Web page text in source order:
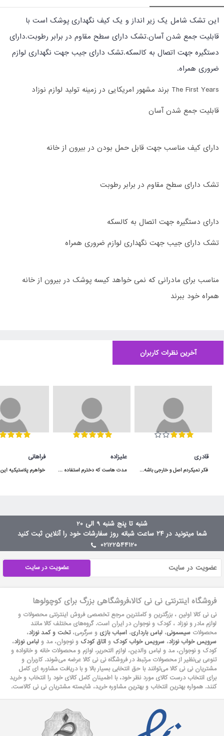
این تشک شامل یک زیر انداز و یک کیف نگهداری پوشک است با
قابلیت جمع شدن آسان.تشک دارای سطح مقاوم در برابر رطوبت.دارای
دستگیره جهت اتصال به کالسکه.تشک دارای جیب جهت نگهداری لوازم
ضروری همراه.
The First Years برند مشهور امریکایی در زمینه تولید لوازم نوزاد
قابلیت جمع شدن آسان
دارای کیف مناسب جهت قابل حمل بودن در بیرون از خانه
تشک دارای سطح مقاوم در برابر رطوبت
دارای دستگیره جهت اتصال به کالسکه
تشک دارای جیب جهت نگهداری لوازم ضروری همراه
مناسب برای مادرانی که نمی خواهد کیسه پوشک در بیرون از خانه
همراه خود ببرند
آخرین نظرات کاربران
قادری
فکر نمیکردم اصل و خارجی باشه و اینقدر به موقع به دستم برسه برعکس بقیه ی پیجا که بد قولن
علیزاده
مدت هاست که دخترم استفاده می کنه و کیفیت مناسبی داره.در شگفت انگیز با قیمت عالی خریدم.
فراهانی
شنبه تا پنج شنبه 9 الی 20
شما میتونید در ۲۴ ساعت شبانه روز سفارشات خود را آنلاین ثبت کنید
02122544120
عضویت در سایت
فروشگاه اینترنتی نی نی کالا،فروشگاهی بزرگ برای کوچولوها
نی نی کالا اولین ، بزرگترین و کاملترین مرجع تخصصی فروش اینترنتی محصولات و
لوازم مادر و نوزاد ، کودک و نوجوان در ایران است. گروه‏‏‌های مختلف کالا مانند
محصولات سیسمونی، لباس بارداری، اسباب بازی و سرگرمی،تخت و کمد نوزاد،
سرویس خواب نوزاد، سرویس خواب کودک و اتاق کودک و نوجوان، مد و لباس نوزاد،
کودک و نوجوان، مد و لباس والدین، لوازم التحریر، لوازم و محصولات خانه و خانواده و
تنوعی بی‌نظیر از محصولات مرتبط در فروشگاه نی نی کالا عرضه می‏‏‏‌شوند. کاربران و
مشتریان نی نی‌ کالا می‏‏‌توانند با حق انتخابی بسیار بالا و با دریافت مشاوره ای کامل
برای انتخاب درست کالای مورد نظر خود، با اطمینان کامل کالای خود را انتخاب و خرید
کنند. همواره بهترین انتخاب و بهترین مشاوره خرید، شایسته مشتریان نی نی کالاست.